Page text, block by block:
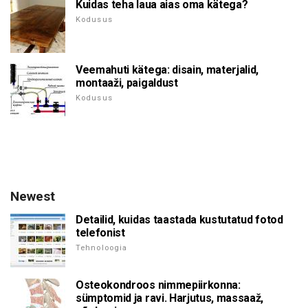
Kuidas teha laua aias oma kätega?
Kodusus
Veemahuti kätega: disain, materjalid,
montaaži, paigaldust
Kodusus
Newest
Detailid, kuidas taastada kustutatud fotod
telefonist
Tehnoloogia
Osteokondroos nimmepiirkonna:
sümptomid ja ravi. Harjutus, massaaž,